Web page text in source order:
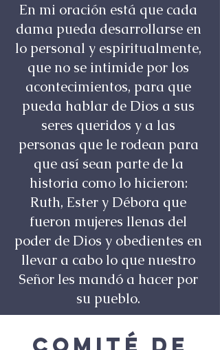
En mi oración está que cada
dama pueda desarrollarse en
lo personal y espiritualmente,
que no se intimide por los
acontecimientos, para que
pueda hablar de Dios a sus
seres queridos y a las
personas que le rodean para
que así sean parte de la
historia como lo hicieron:
Ruth, Ester y Débora que
fueron mujeres llenas del
poder de Dios y obedientes en
llevar a cabo lo que nuestro
Señor les mandó a hacer por
su pueblo.